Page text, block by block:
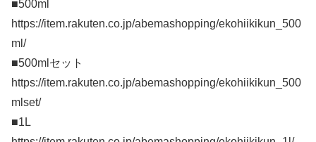
■500ml
https://item.rakuten.co.jp/abemashopping/ekohiikikun_500
ml/
■500mlセット
https://item.rakuten.co.jp/abemashopping/ekohiikikun_500
mlset/
■1L